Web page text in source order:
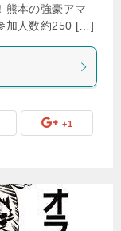
熊本の強豪アマ
加人数約250 […]
+1